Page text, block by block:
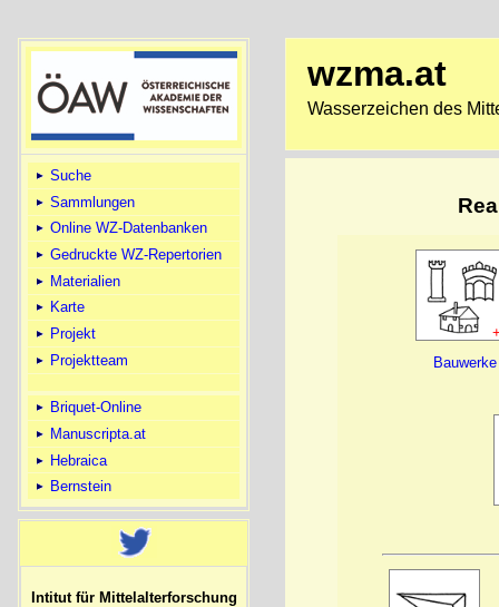
Suche
Sammlungen
Online WZ-Datenbanken
Gedruckte WZ-Repertorien
Materialien
Karte
Projekt
Projektteam
Briquet-Online
Manuscripta.at
Hebraica
Bernstein
Intitut für Mittelalterforschung
wzma.at
Wasserzeichen des
Bauwerke